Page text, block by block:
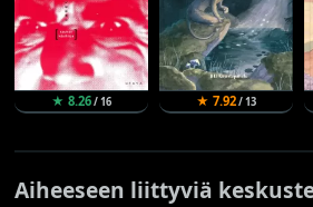
★ 8.26/ 16 ★ 7.92/ 13
Aiheeseen liittyviä